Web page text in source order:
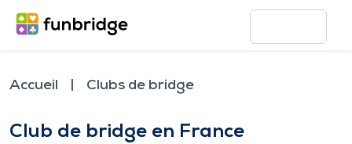
Accueil Clubs de bridge
Club de bridge en France